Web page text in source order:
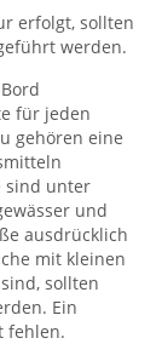
erfolgt, sollten
werden.
für jeden
gehören eine
sind unter
und
ausdrücklich
mit kleinen
sollten
Ein
fehlen.